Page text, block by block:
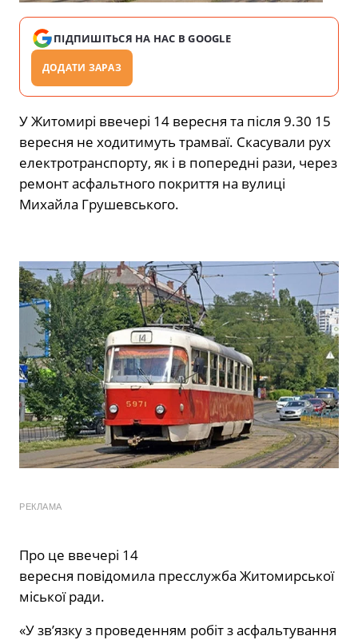
ПІДПИШІТЬСЯ НА НАС В GOOGLE
ДОДАТИ ЗАРАЗ
У Житомирі ввечері 14 вересня та після 9.30 15
вересня не ходитимуть трамваї. Скасували рух
електротранспорту, як і в попередні рази, через
ремонт асфальтного покриття на вулиці
Михайла Грушевського.
РЕКЛАМА
Про це ввечері 14
вересня повідомила пресслужба Житомирської
міської ради.
«У зв’язку з проведенням робіт з асфальтування